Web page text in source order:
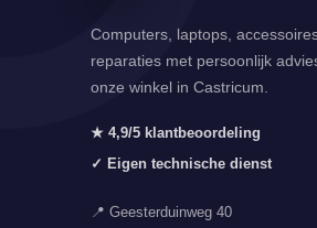
Computers, laptops,
reparaties met persoonlijk
onze winkel in Castricum.
★ 4,9/5 klantbeoordeling
✓ Eigen technische dienst
📍 Geesterduinweg 40